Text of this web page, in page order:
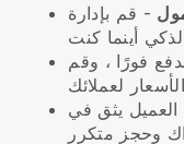
- قم بإدارة
فورًا ، وقم
العميل يثق في